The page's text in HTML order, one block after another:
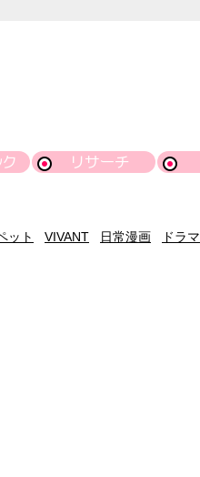
リサーチ
ット VIVANT 日常漫画 ドラマ